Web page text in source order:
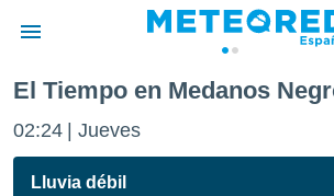
de
por
El Tiempo en Medanos
02:24 Jueves
Lluvia débil